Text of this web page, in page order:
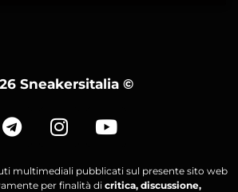
Sneakersitalia ©
multimediali pubblicati sul presente sito web
per finalità di critica, discussione,